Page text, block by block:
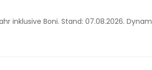
inklusive Boni. Stand: 07.08.2026.